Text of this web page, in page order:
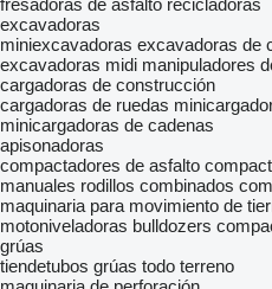
fresadoras de asfalto recicladoras
excavadoras
miniexcavadoras excavadoras de
excavadoras midi manipuladores
cargadoras de construcción
cargadoras de ruedas
minicargadoras de cadenas
apisonadoras
compactadores de asfalto
manuales rodillos combinados
maquinaria para movimiento de
motoniveladoras bulldozers
grúas
tiendetubos grúas todo terreno